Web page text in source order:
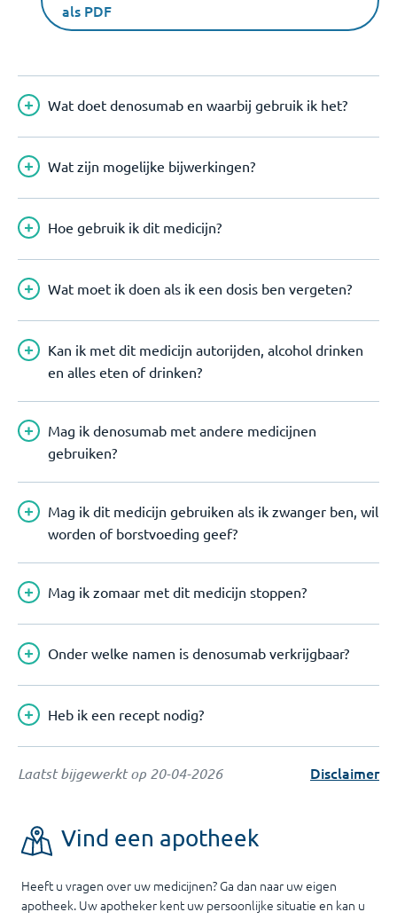
als PDF
Wat doet denosumab en waarbij gebruik ik het?
Wat zijn mogelijke bijwerkingen?
Hoe gebruik ik dit medicijn?
Wat moet ik doen als ik een dosis ben vergeten?
Kan ik met dit medicijn autorijden, alcohol drinken
en alles eten of drinken?
Mag ik denosumab met andere medicijnen
gebruiken?
Mag ik dit medicijn gebruiken als ik zwanger ben, wil
worden of borstvoeding geef?
Mag ik zomaar met dit medicijn stoppen?
Onder welke namen is denosumab verkrijgbaar?
Heb ik een recept nodig?
Laatst bijgewerkt op 20-04-2026 Disclaimer
Vind een apotheek
Heeft u vragen over uw medicijnen? Ga dan naar uw eigen
apotheek. Uw apotheker kent uw persoonlijke situatie en kan u